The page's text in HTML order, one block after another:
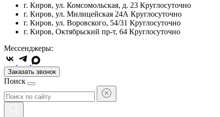
г. Киров, ул. Комсомольская, д. 23 Круглосуточно
г. Киров, ул. Милицейская 24А Круглосуточно
г. Киров, ул. Воровского, 54/31 Круглосуточно
г. Киров, Октябрьский пр-т, 64 Круглосуточно
Мессенджеры:
Заказать звонок
Поиск